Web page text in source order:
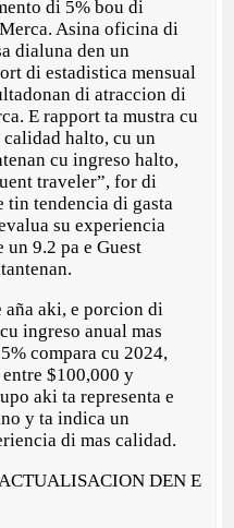
di 5% bou di
Asina oficina di
dialuna den un
di estadistica mensual
di atraccion di
E rapport ta mustra cu
halto, cu un
cu ingreso halto,
traveler”, for di
tin tendencia di gasta
su experiencia
9.2 pa e Guest
aña aki, e porcion di
ingreso anual mas
compara cu 2024,
$100,000 y
aki ta representa e
y ta indica un
di mas calidad.
DEN E